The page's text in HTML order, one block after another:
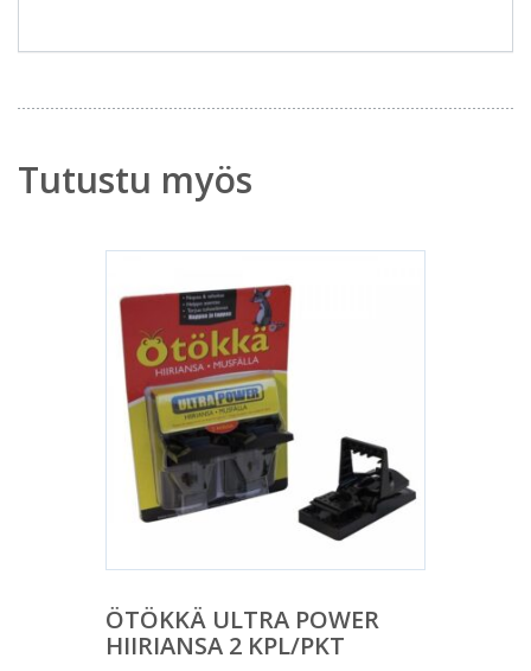
Tutustu myös
ÖTÖKKÄ ULTRA POWER
HIIRIANSA 2 KPL/PKT